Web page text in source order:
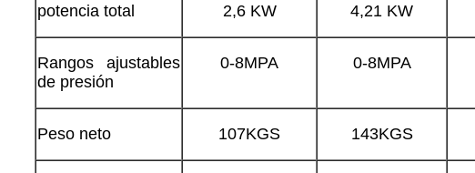
potencia total 2,6 KW 4,21 KW
Rangos ajustables
de presión
0-8MPA 0-8MPA
Peso neto 107KGS 143KGS